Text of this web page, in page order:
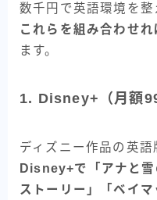
数千円で英語環境を整
これらを組み合わせ
ます。
1. Disney+（月額
ディズニー作品の英語
Disney+で「アナと雪
ストーリー」「ベイ